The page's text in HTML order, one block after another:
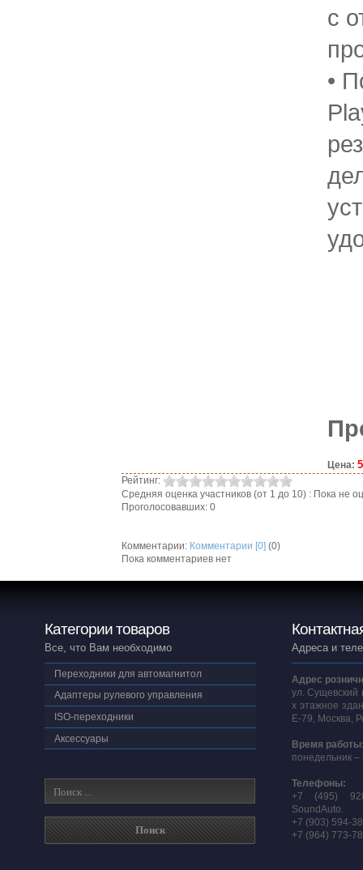
с
•
Цена:
Рейтинг:
Средняя оценка участников (от 1 до 10) : Пока не
Проголосовавших: 0
Комментарии: Комментарии [0] (0)
Пока комментариев нет
Категории товаров
Все, что Вам необходимо
Переходники для автомагнитол
Адаптеры рулевого управления
ISO-переходники
Аксессуары
Адреса и
Адрес
ул. Сущевский
х этажное
E-79, Москва,
Время
понедельник –
Телефоны:
+7 (495)
SoundAuto.
+7 (903) 594-
+7 (964) 773-